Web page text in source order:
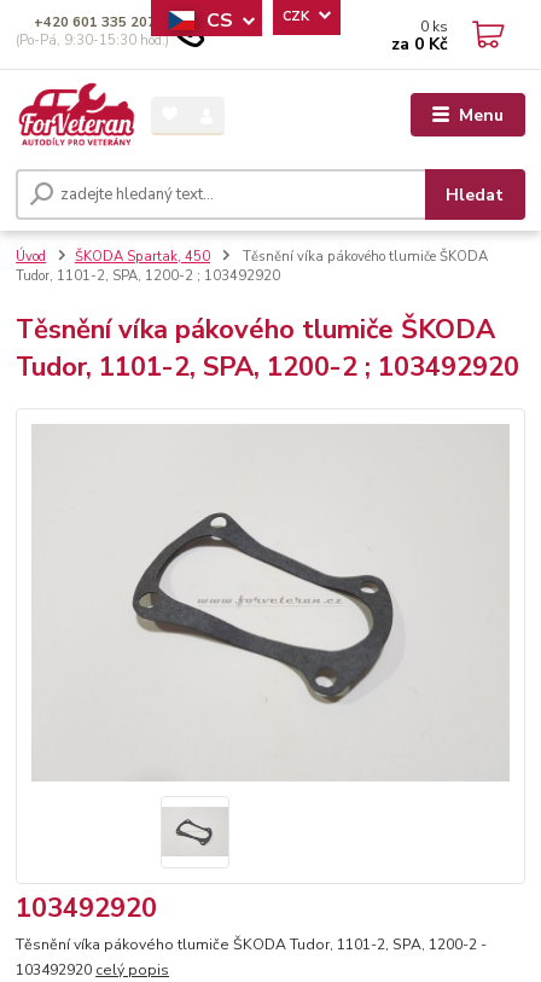
Menu
CS CZK
Hledat
+420 601 335 207
(Po-Pá, 9:30-15:30 hod.)
0 ks
za 0 Kč
Úvod ŠKODA Spartak, 450
Těsnění víka pákového tlumiče ŠKODA
Tudor, 1101-2, SPA, 1200-2 ; 103492920
Těsnění víka pákového tlumiče ŠKODA
Tudor, 1101-2, SPA, 1200-2 ; 103492920
103492920
Těsnění víka pákového tlumiče ŠKODA Tudor, 1101-2, SPA, 1200-2 -
103492920 celý popis